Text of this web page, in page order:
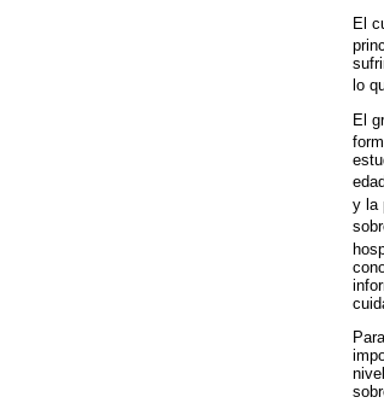
El
lo
El
y la